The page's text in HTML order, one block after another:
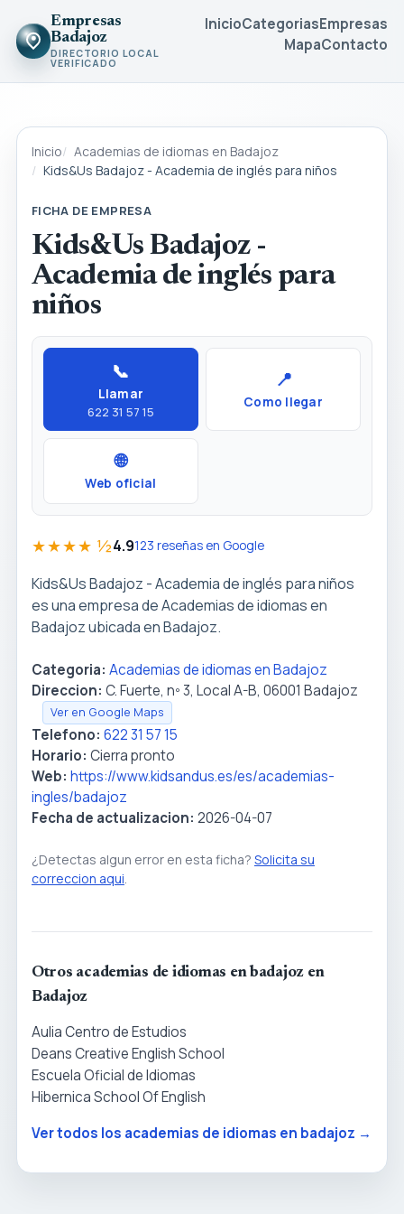
Empresas
Badajoz
DIRECTORIO LOCAL
VERIFICADO
InicioCategoriasEmpresas
MapaContacto
Inicio
Academias de idiomas en Badajoz
Kids&Us Badajoz - Academia de inglés para niños
FICHA DE EMPRESA
Kids&Us Badajoz -
Academia de inglés para
niños
📞
Llamar
622 31 57 15
📍
Como llegar
🌐
Web oficial
★★★★ ½4.9123 reseñas en Google
Kids&Us Badajoz - Academia de inglés para niños
es una empresa de Academias de idiomas en
Badajoz ubicada en Badajoz.
Categoria: Academias de idiomas en Badajoz
Direccion: C. Fuerte, nº 3, Local A-B, 06001 Badajoz
Ver en Google Maps
Telefono: 622 31 57 15
Horario: Cierra pronto
Web: https://www.kidsandus.es/es/academias-
ingles/badajoz
Fecha de actualizacion: 2026-04-07
¿Detectas algun error en esta ficha? Solicita su
correccion aqui
Otros academias de idiomas en badajoz en
Badajoz
Aulia Centro de Estudios
Deans Creative English School
Escuela Oficial de Idiomas
Hibernica School Of English
Ver todos los academias de idiomas en badajoz →